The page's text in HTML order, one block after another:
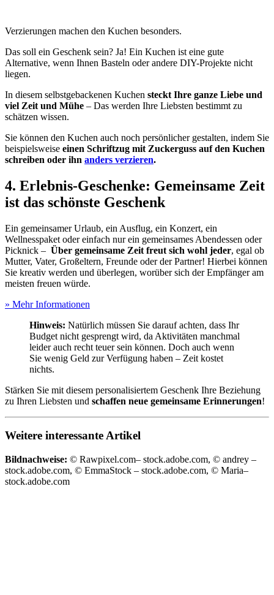
Verzierungen machen den Kuchen besonders.
Das soll ein Geschenk sein? Ja! Ein Kuchen ist eine gute
Alternative, wenn Ihnen Basteln oder andere DIY-Projekte nicht
liegen.
In diesem selbstgebackenen Kuchen steckt Ihre ganze Liebe und
viel Zeit und Mühe – Das werden Ihre Liebsten bestimmt zu
schätzen wissen.
Sie können den Kuchen auch noch persönlicher gestalten, indem Sie
beispielsweise einen Schriftzug mit Zuckerguss auf den Kuchen
schreiben oder ihn anders verzieren.
4. Erlebnis-Geschenke: Gemeinsame Zeit
ist das schönste Geschenk
Ein gemeinsamer Urlaub, ein Ausflug, ein Konzert, ein
Wellnesspaket oder einfach nur ein gemeinsames Abendessen oder
Picknick – Über gemeinsame Zeit freut sich wohl jeder, egal ob
Mutter, Vater, Großeltern, Freunde oder der Partner! Hierbei können
Sie kreativ werden und überlegen, worüber sich der Empfänger am
meisten freuen würde.
» Mehr Informationen
Hinweis: Natürlich müssen Sie darauf achten, dass Ihr
Budget nicht gesprengt wird, da Aktivitäten manchmal
leider auch recht teuer sein können. Doch auch wenn
Sie wenig Geld zur Verfügung haben – Zeit kostet
nichts.
Stärken Sie mit diesem personalisiertem Geschenk Ihre Beziehung
zu Ihren Liebsten und schaffen neue gemeinsame Erinnerungen!
Weitere interessante Artikel
Bildnachweise: © Rawpixel.com– stock.adobe.com, © andrey –
stock.adobe.com, © EmmaStock – stock.adobe.com, © Maria–
stock.adobe.com